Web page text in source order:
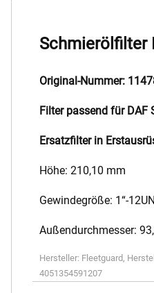
Schmierölfilter
Original-Nummer:
Filter passend für DAF
Ersatzfilter in
Höhe: 210,10 mm
Gewindegröße: 1“-
Außendurchmesser:
Hersteller: Fleetguard ,
4051354591207